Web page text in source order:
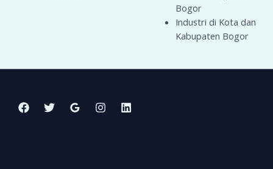
Bogor
Industri di Kota dan
Kabupaten Bogor